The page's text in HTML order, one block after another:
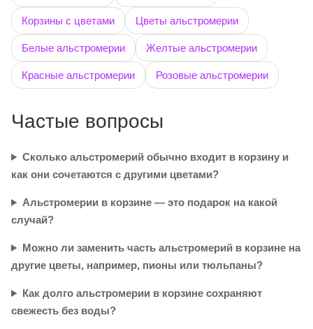
Корзины с цветами Цветы альстромерии
Белые альстромерии Желтые альстромерии
Красные альстромерии Розовые альстромерии
Частые вопросы
Сколько альстромерий обычно входит в корзину и
как они сочетаются с другими цветами?
Альстромерии в корзине — это подарок на какой
случай?
Можно ли заменить часть альстромерий в корзине на
другие цветы, например, пионы или тюльпаны?
Как долго альстромерии в корзине сохраняют
свежесть без воды?